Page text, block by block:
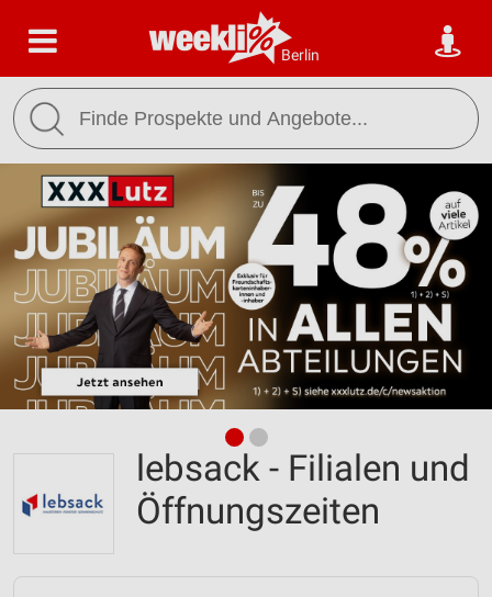
Berlin
lebsack - Filialen und
Öffnungszeiten